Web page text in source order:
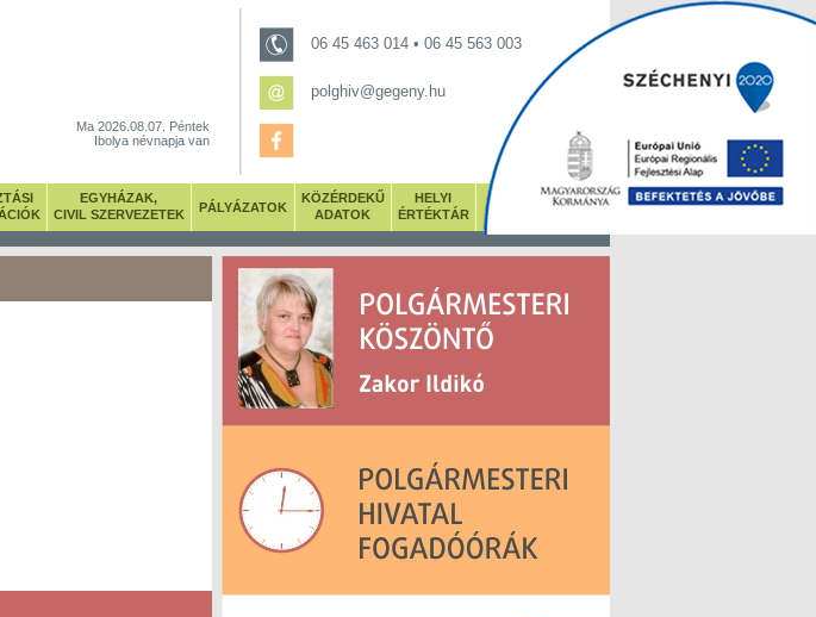
Ma 2026.08.07. Péntek
Ibolya névnapja van
06 45 463 014 • 06 45 563 003
polghiv@gegeny.hu
EGYHÁZAK,
CIVIL SZERVEZETEK
PÁLYÁZATOK
KÖZÉRDEKŰ
ADATOK
HELYI
ÉRTÉKTÁR
GALÉRIA